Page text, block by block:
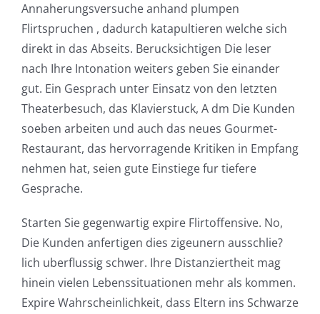
Annaherungsversuche anhand plumpen
Flirtspruchen , dadurch katapultieren welche sich
direkt in das Abseits. Berucksichtigen Die leser
nach Ihre Intonation weiters geben Sie einander
gut. Ein Gesprach unter Einsatz von den letzten
Theaterbesuch, das Klavierstuck, A dm Die Kunden
soeben arbeiten und auch das neues Gourmet-
Restaurant, das hervorragende Kritiken in Empfang
nehmen hat, seien gute Einstiege fur tiefere
Gesprache.
Starten Sie gegenwartig expire Flirtoffensive. No,
Die Kunden anfertigen dies zigeunern ausschlie?
lich uberflussig schwer. Ihre Distanziertheit mag
hinein vielen Lebenssituationen mehr als kommen.
Expire Wahrscheinlichkeit, dass Eltern ins Schwarze